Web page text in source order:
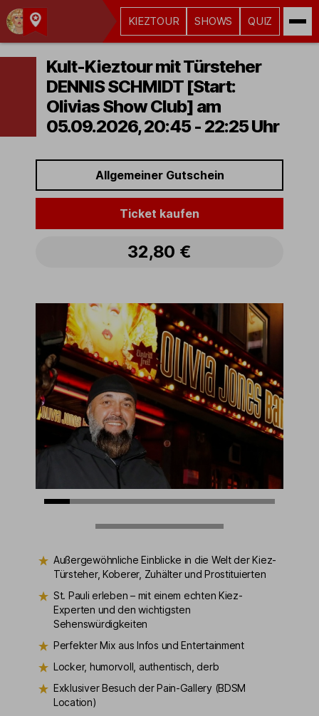
Kult-
Kieztouren
Hamburg
KIEZTOUR SHOWS QUIZ
Kult-Kieztour mit Türsteher
DENNIS SCHMIDT [Start:
Olivias Show Club] am
05.09.2026, 20:45 - 22:25 Uhr
Allgemeiner Gutschein
Ticket kaufen
32,80 €
Außergewöhnliche Einblicke in die Welt der Kiez-
Türsteher, Koberer, Zuhälter und Prostituierten
St. Pauli erleben – mit einem echten Kiez-
Experten und den wichtigsten
Sehenswürdigkeiten
Perfekter Mix aus Infos und Entertainment
Locker, humorvoll, authentisch, derb
Exklusiver Besuch der Pain-Gallery (BDSM
Location)